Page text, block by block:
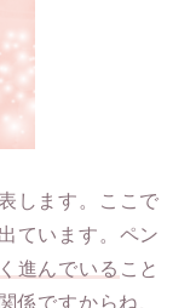
します。ここで
ています。ペン
進んでいる こと
係ですからね、